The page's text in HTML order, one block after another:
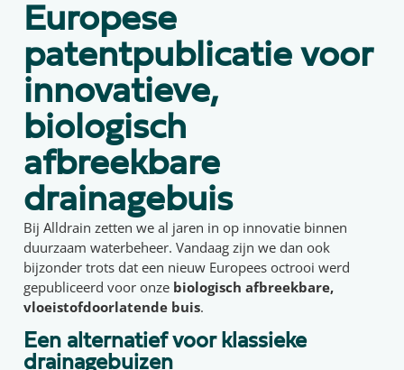
Europese
patentpublicatie voor
innovatieve,
biologisch
afbreekbare
drainagebuis
Bij Alldrain zetten we al jaren in op innovatie binnen
duurzaam waterbeheer. Vandaag zijn we dan ook
bijzonder trots dat een nieuw Europees octrooi werd
gepubliceerd voor onze biologisch afbreekbare,
vloeistofdoorlatende buis.
Een alternatief voor klassieke
drainagebuizen